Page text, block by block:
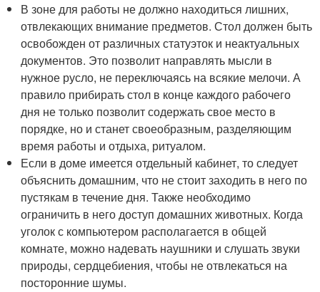
В зоне для работы не должно находиться лишних,
отвлекающих внимание предметов. Стол должен быть
освобожден от различных статуэток и неактуальных
документов. Это позволит направлять мысли в
нужное русло, не переключаясь на всякие мелочи. А
правило прибирать стол в конце каждого рабочего
дня не только позволит содержать свое место в
порядке, но и станет своеобразным, разделяющим
время работы и отдыха, ритуалом.
Если в доме имеется отдельный кабинет, то следует
объяснить домашним, что не стоит заходить в него по
пустякам в течение дня. Также необходимо
ограничить в него доступ домашних животных. Когда
уголок с компьютером располагается в общей
комнате, можно надевать наушники и слушать звуки
природы, сердцебиения, чтобы не отвлекаться на
посторонние шумы.